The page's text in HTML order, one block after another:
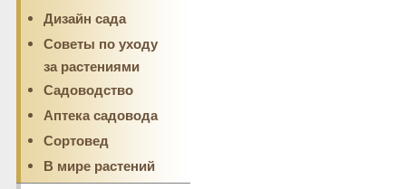
Дизайн сада
Советы по уходу
за растениями
Садоводство
Аптека садовода
Сортовед
В мире растений